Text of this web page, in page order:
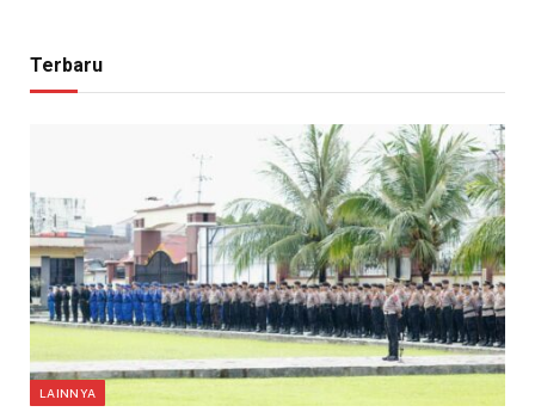
Terbaru
LAINNYA